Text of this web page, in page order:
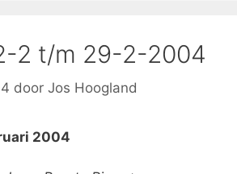
2 t/m 29-2-2004
door Jos Hoogland
2004